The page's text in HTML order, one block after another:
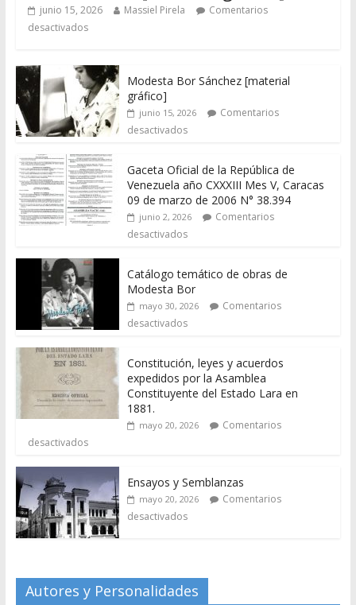
junio 15, 2026 Massiel Pirela
Comentarios
desactivados
Modesta Bor Sánchez [material
gráfico]
junio 15, 2026
Comentarios
desactivados
Gaceta Oficial de la República de
Venezuela año CXXXIII Mes V, Caracas
09 de marzo de 2006 N° 38.394
junio 2, 2026
Comentarios
desactivados
Catálogo temático de obras de
Modesta Bor
mayo 30, 2026
Comentarios
desactivados
Constitución, leyes y acuerdos
expedidos por la Asamblea
Constituyente del Estado Lara en
1881.
mayo 20, 2026
Comentarios
desactivados
Ensayos y Semblanzas
mayo 20, 2026
Comentarios
desactivados
Autores y Personalidades